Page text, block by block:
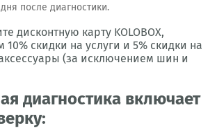
после диагностики.
дисконтную карту KOLOBOX,
10% скидки на услуги и 5% скидки на
(за исключением шин и
диагностика включает